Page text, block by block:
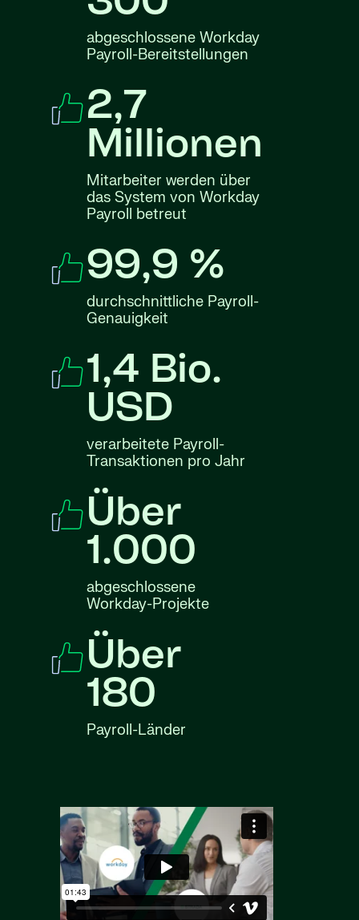
abgeschlossene Workday
Payroll-Bereitstellungen
2,7
Millionen
Mitarbeiter werden über
das System von Workday
Payroll betreut
99,9 %
durchschnittliche Payroll-
Genauigkeit
1,4 Bio.
USD
verarbeitete Payroll-
Transaktionen pro Jahr
Über
1.000
abgeschlossene
Workday-Projekte
Über
180
Payroll-Länder